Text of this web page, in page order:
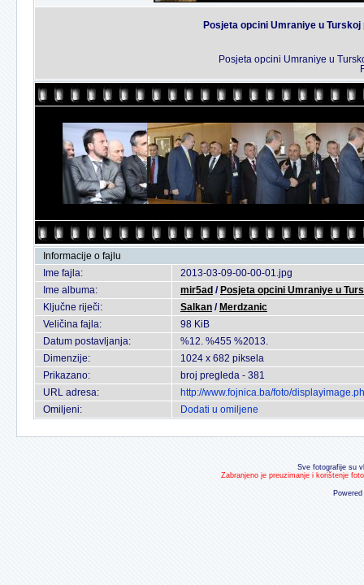
Posjeta opcini Umraniye u
Posjeta opcini Umraniye u
Informacije o fajlu
Ime fajla:
2013-03-09-00-00-01.jpg
Ime albuma:
mir5ad / Posjeta opcini Umraniye u
Ključne riječi:
Salkan / Merdzanic
Veličina fajla:
98 KiB
Datum postavljanja:
%12. %455 %2013.
Dimenzije:
1024 x 682 piksela
Prikazano:
broj pregleda - 381
URL adresa:
http://www.fojnica.ba/foto/
Omiljeni:
Dodati u omiljene
Sve fotografije su
Zabranjeno je preuzimanje i korištenje